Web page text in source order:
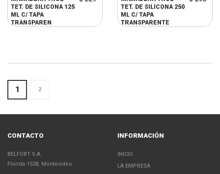
TET. DE SILICONA 125
ML C/ TAPA
TRANSPAREN
TET. DE SILICONA 250
ML C/ TAPA
TRANSPARENTE
1 2
CONTACTO
BELFORT S.A.
Florida 1528, Montevideo
INFORMACIÓN
INICIO
LA EMPRESA